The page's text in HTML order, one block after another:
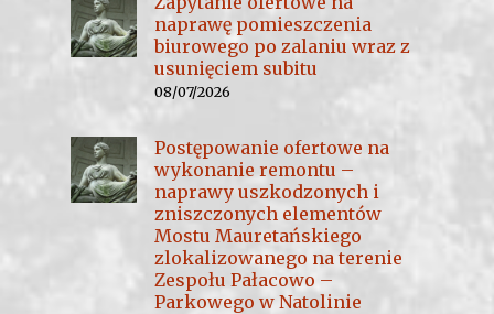
naprawę pomieszczenia
biurowego po zalaniu wraz z
usunięciem subitu
08/07/2026
Postępowanie ofertowe na
wykonanie remontu –
naprawy uszkodzonych i
zniszczonych elementów
Mostu Mauretańskiego
zlokalizowanego na terenie
Zespołu Pałacowo –
Parkowego w Natolinie